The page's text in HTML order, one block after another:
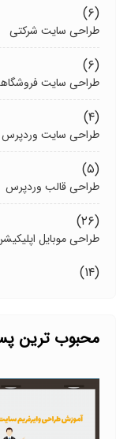
(۶)
طراحی سایت شرکتی
(۶)
طراحی سایت
(۴)
طراحی سایت وردپرس
(۵)
طراحی قالب وردپرس
(۲۶)
طراحی موبایل
(۱۴)
محبوب ترین